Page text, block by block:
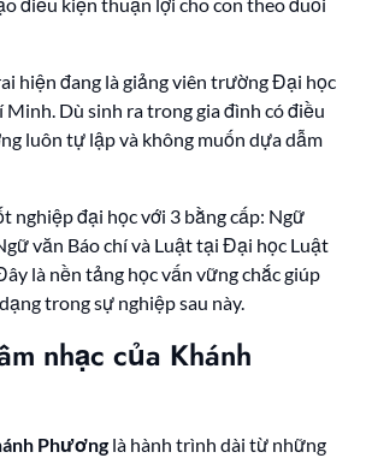
hiện đang là giảng viên trường Đại học
Minh. Dù sinh ra trong gia đình có điều
luôn tự lập và không muốn dựa dẫm
nghiệp đại học với 3 bằng cấp: Ngữ
văn Báo chí và Luật tại Đại học Luật
là nền tảng học vấn vững chắc giúp
trong sự nghiệp sau này.
nhạc của Khánh
Phương là hành trình dài từ những